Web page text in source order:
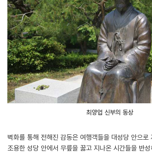
최양업 신부의 동상
벽화를 통해 전해진 감동은 여행객들을 대성당 안으로
조용한 성당 안에서 무릎을 꿇고 지나온 시간들을 반